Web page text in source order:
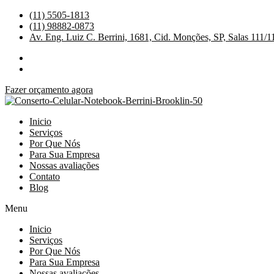
para
(11) 5505-1813
(11) 98882-0873
Av. Eng. Luiz C. Berrini, 1681, Cid. Monções, SP, Salas 111/
Fazer orçamento agora
Inicio
Serviços
Por Que Nós
Para Sua Empresa
Nossas avaliações
Contato
Blog
Menu
Inicio
Serviços
Por Que Nós
Para Sua Empresa